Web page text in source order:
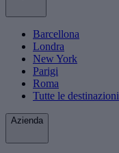
Barcellona
Londra
New York
Parigi
Roma
Tutte le destinazioni
Azienda